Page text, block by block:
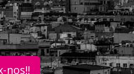
nos!!